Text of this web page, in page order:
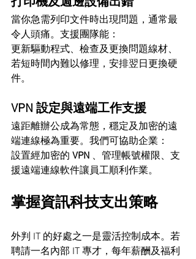
當你急需列印文件時出現問題，通常最
令人頭痛。支援團隊能：
更新驅動程式、檢查及更換問題線材、
若短時間內難以修理，安排翌日更換硬
件。
VPN 設定與遠端工作支援
遠距離辦公成為常態，穩定及加密的遠
端連線極為重要。我們可協助企業：
設置經加密的 VPN 、管理帳號權限、支
援遠端連線軟件讓員工順利作業。
掌握資訊科技支出策略
外判 IT 的好處之一是靈活控制成本。若
聘請一名內部 IT 專才，每年薪酬及福利